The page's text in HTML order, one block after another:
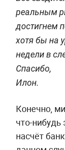
реальным
достигнем
хотя бы на
недели в
Спасибо,
Илон.
Конечно,
что-нибудь
насчёт